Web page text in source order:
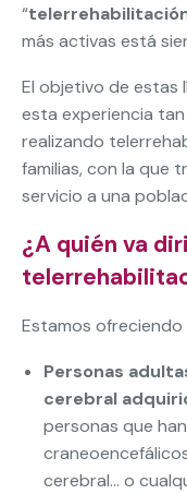
“
más activas está
El objetivo de estas
esta experiencia
realizando
familias, con la que
servicio a una
¿A quién va
Estamos
Personas
cerebral
personas que
cerebral… o